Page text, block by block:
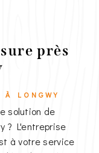
près
À LONGWY
solution de
? L'entreprise
à votre service